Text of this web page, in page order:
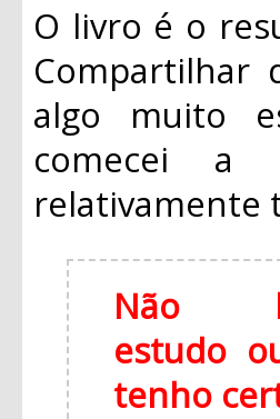
O livro é o
Compartilhar
algo muito
comecei a
relativamente
Não
estudo
tenho